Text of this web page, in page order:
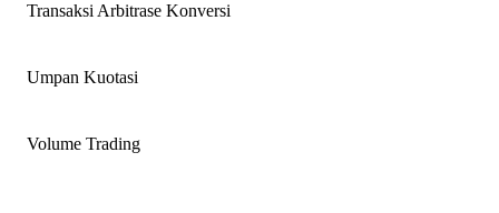
Transaksi Arbitrase Konversi
Umpan Kuotasi
Volume Trading